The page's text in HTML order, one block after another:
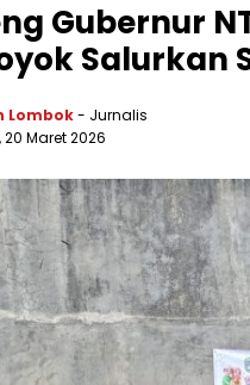
Gubernur
Lombok- Jurnalis
Maret 2026